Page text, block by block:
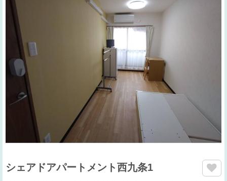
シェアドアパートメント西九条1